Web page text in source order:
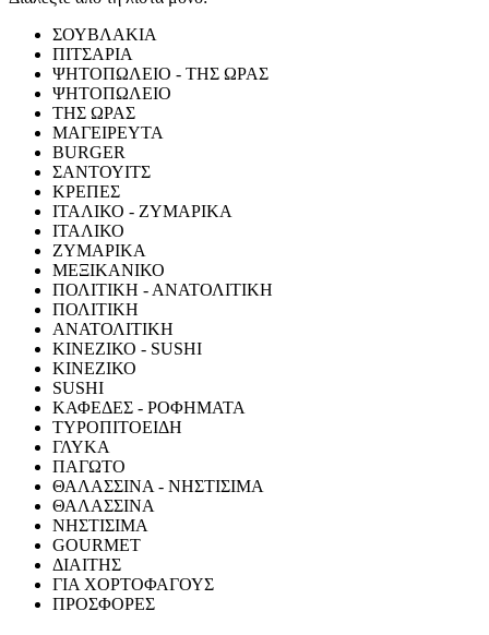
ΣΟΥΒΛΑΚΙΑ
ΠΙΤΣΑΡΙΑ
ΨΗΤΟΠΩΛΕΙΟ - ΤΗΣ ΩΡΑΣ
ΨΗΤΟΠΩΛΕΙΟ
ΤΗΣ ΩΡΑΣ
ΜΑΓΕΙΡΕΥΤΑ
BURGER
ΣΑΝΤΟΥΙΤΣ
ΚΡΕΠΕΣ
ΙΤΑΛΙΚΟ - ΖΥΜΑΡΙΚΑ
ΙΤΑΛΙΚΟ
ΖΥΜΑΡΙΚΑ
ΜΕΞΙΚΑΝΙΚΟ
ΠΟΛΙΤΙΚΗ - ΑΝΑΤΟΛΙΤΙΚΗ
ΠΟΛΙΤΙΚΗ
ΑΝΑΤΟΛΙΤΙΚΗ
ΚΙΝΕΖΙΚΟ - SUSHI
ΚΙΝΕΖΙΚΟ
SUSHI
ΚΑΦΕΔΕΣ - ΡΟΦΗΜΑΤΑ
ΤΥΡΟΠΙΤΟΕΙΔΗ
ΓΛΥΚΑ
ΠΑΓΩΤΟ
ΘΑΛΑΣΣΙΝΑ - ΝΗΣΤΙΣΙΜΑ
ΘΑΛΑΣΣΙΝΑ
ΝΗΣΤΙΣΙΜΑ
GOURMET
ΔΙΑΙΤΗΣ
ΓΙΑ ΧΟΡΤΟΦΑΓΟΥΣ
ΠΡΟΣΦΟΡΕΣ